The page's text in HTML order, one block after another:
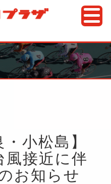
・小松島】
風接近に伴
お知らせ